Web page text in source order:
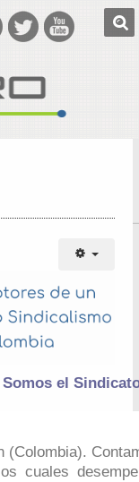
Somos el
(Colombia).
cuales